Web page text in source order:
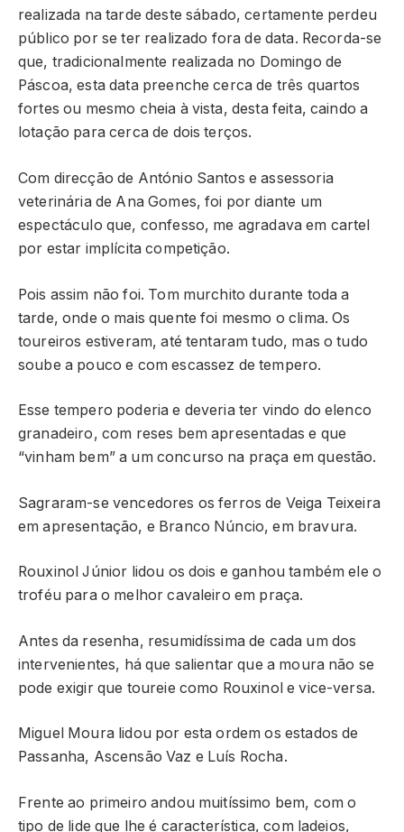
realizada na tarde deste sábado, certamente perdeu
público por se ter realizado fora de data. Recorda-se
que, tradicionalmente realizada no Domingo de
Páscoa, esta data preenche cerca de três quartos
fortes ou mesmo cheia à vista, desta feita, caindo a
lotação para cerca de dois terços.
Com direcção de António Santos e assessoria
veterinária de Ana Gomes, foi por diante um
espectáculo que, confesso, me agradava em cartel
por estar implícita competição.
Pois assim não foi. Tom murchito durante toda a
tarde, onde o mais quente foi mesmo o clima. Os
toureiros estiveram, até tentaram tudo, mas o tudo
soube a pouco e com escassez de tempero.
Esse tempero poderia e deveria ter vindo do elenco
granadeiro, com reses bem apresentadas e que
“vinham bem” a um concurso na praça em questão.
Sagraram-se vencedores os ferros de Veiga Teixeira
em apresentação, e Branco Núncio, em bravura.
Rouxinol Júnior lidou os dois e ganhou também ele o
troféu para o melhor cavaleiro em praça.
Antes da resenha, resumidíssima de cada um dos
intervenientes, há que salientar que a moura não se
pode exigir que toureie como Rouxinol e vice-versa.
Miguel Moura lidou por esta ordem os estados de
Passanha, Ascensão Vaz e Luís Rocha.
Frente ao primeiro andou muitíssimo bem, com o
tipo de lide que lhe é característica, com ladeios,